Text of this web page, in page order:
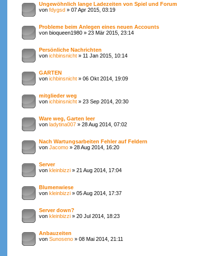
Ungewöhnlich lange Ladezeiten von Spiel und Forum
von fdygsd » 07 Apr 2015, 03:19
Probleme beim Anlegen eines neuen Accounts
von bioqueen1980 » 23 Mär 2015, 23:14
Persönliche Nachrichten
von ichbinsnicht » 11 Jan 2015, 10:14
GARTEN
von ichbinsnicht » 06 Okt 2014, 19:09
mitglieder weg
von ichbinsnicht » 23 Sep 2014, 20:30
Ware weg, Garten leer
von ladytina007 » 28 Aug 2014, 07:02
Nach Wartungsarbeiten Fehler auf Feldern
von Jacomo » 28 Aug 2014, 16:20
Server
von kleinbizzi » 21 Aug 2014, 17:04
Blumenwiese
von kleinbizzi » 05 Aug 2014, 17:37
Server down?
von kleinbizzi » 20 Jul 2014, 18:23
Anbauzeiten
von Sunoseno » 08 Mai 2014, 21:11